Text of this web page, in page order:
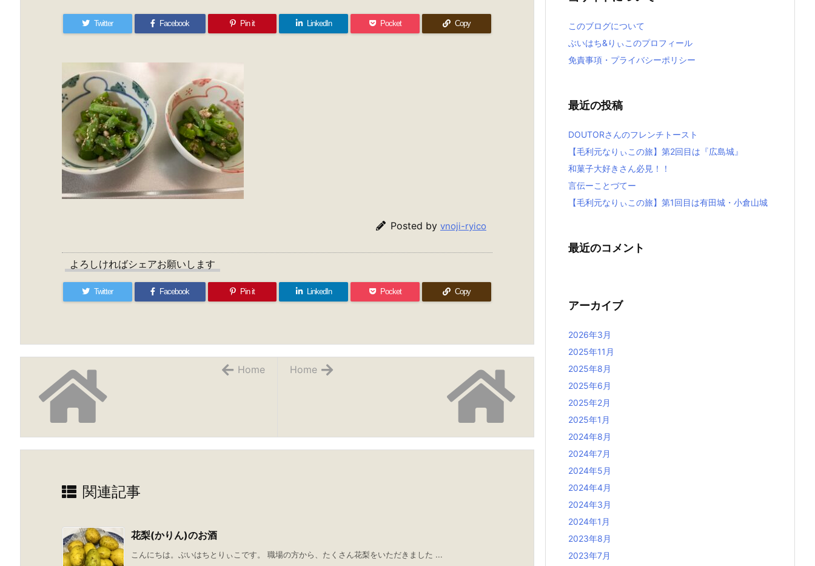
Twitter Facebook Pin it LinkedIn Pocket Copy
Posted by vnoji-ryico
よろしければシェアお願いします
Twitter Facebook Pin it LinkedIn Pocket Copy
Home
Home
関連記事
花梨(かりん)のお酒
こんにちは。ぶいはちとりぃこです。 職場の方から、たくさん花梨をいただきました ...
このブログについて
ぶいはち&りぃこのプロフィール
免責事項・プライバシーポリシー
最近の投稿
DOUTORさんのフレンチトースト
【毛利元なりぃこの旅】第2回目は『広島城』
和菓子大好きさん必見！！
言伝ーことづてー
【毛利元なりぃこの旅】第1回目は有田城・小倉山城
最近のコメント
アーカイブ
2026年3月
2025年11月
2025年8月
2025年6月
2025年2月
2025年1月
2024年8月
2024年7月
2024年5月
2024年4月
2024年3月
2024年1月
2023年8月
2023年7月